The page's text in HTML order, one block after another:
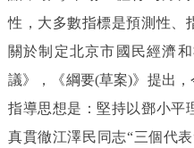
性，大多數指標是預測性、
關於制定北京市國民經濟
議》，《綱要(草案)》提出
指導思想是：堅持以鄧小平
真貫徹江澤民同志“三個代